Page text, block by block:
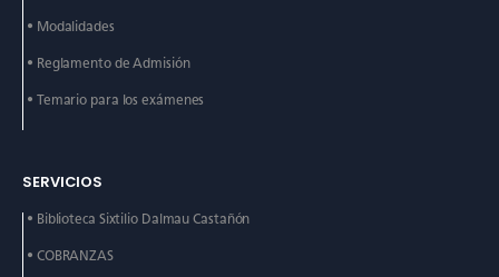
• Modalidades
• Reglamento de Admisión
• Temario para los exámenes
SERVICIOS
• Biblioteca Sixtilio DalmauCastañón
• COBRANZAS